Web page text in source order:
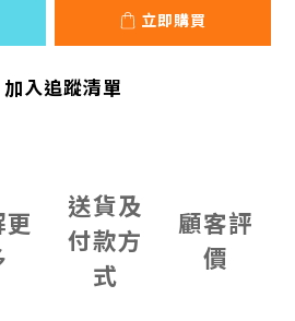
立即購買
加入追蹤清單
更
送貨及
付款方
式
顧客評
價